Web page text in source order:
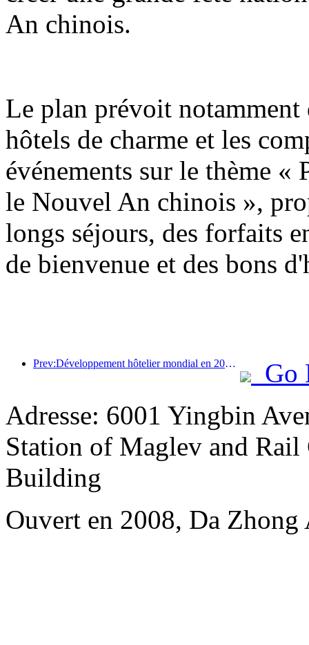
An chinois.
Le plan prévoit notamment
hôtels de charme et les
événements sur le thème
le Nouvel An chinois »,
longs séjours, des forfaits
de bienvenue et des bons
Prev:Développement hôtelier mondial en 2026 : Shanghai se classe première en termes d’ajout de nouvelles chambres
Go
Adresse: 6001 Yingbin
Station of Maglev and
Building
Ouvert en 2008, Da